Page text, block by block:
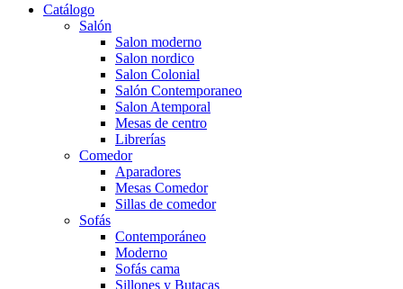
Catálogo
Salón
Salon moderno
Salon nordico
Salon Colonial
Salón Contemporaneo
Salon Atemporal
Mesas de centro
Librerías
Comedor
Aparadores
Mesas Comedor
Sillas de comedor
Sofás
Contemporáneo
Moderno
Sofás cama
Sillones y Butacas